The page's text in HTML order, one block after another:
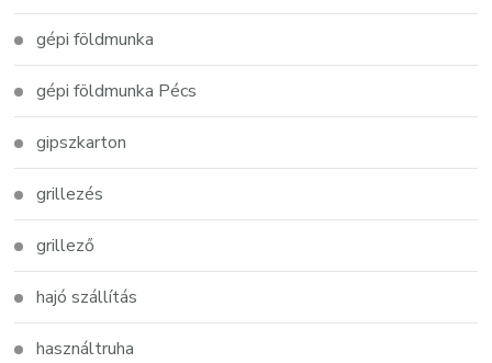
gépi földmunka
gépi földmunka Pécs
gipszkarton
grillezés
grillező
hajó szállítás
használtruha